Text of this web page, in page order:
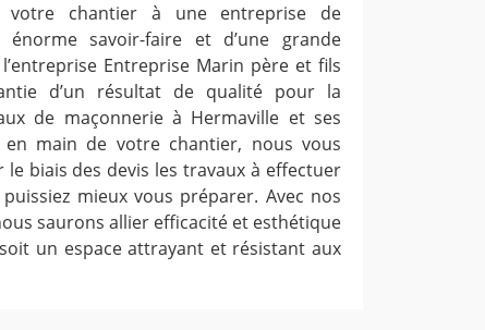
votre chantier à une entreprise de
énorme savoir-faire et d’une grande
Entreprise Marin père et fils
d’un résultat de qualité pour la
de maçonnerie à Hermaville et ses
main de votre chantier, nous vous
biais des devis les travaux à effectuer
mieux vous préparer. Avec nos
saurons allier efficacité et esthétique
un espace attrayant et résistant aux